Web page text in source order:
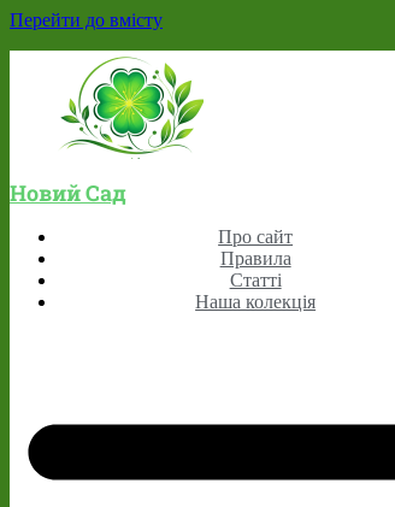
Перейти до вмісту
Новий Сад
Про сайт
Правила
Статті
Наша колекція